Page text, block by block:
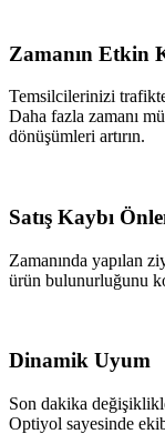
Zamanın Etkin
Temsilcilerinizi
Daha fazla zamanı
dönüşümleri artırın.
Satış Kaybı
Zamanında yapılan
ürün bulunurluğunu
Dinamik Uyum
Son dakika
Optiyol sayesinde